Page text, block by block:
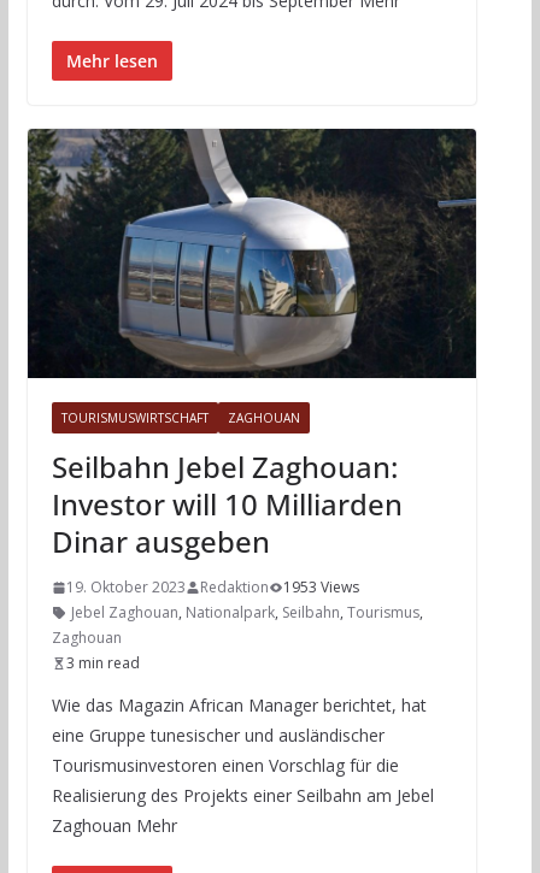
Mehr lesen
TOURISMUSWIRTSCHAFT ZAGHOUAN
Seilbahn Jebel Zaghouan:
Investor will 10 Milliarden
Dinar ausgeben
19. Oktober 2023 Redaktion
1953 Views
Jebel Zaghouan, Nationalpark, Seilbahn, Tourismus,
Zaghouan
3 min read
Wie das Magazin African Manager berichtet, hat
eine Gruppe tunesischer und ausländischer
Tourismusinvestoren einen Vorschlag für die
Realisierung des Projekts einer Seilbahn am Jebel
Zaghouan Mehr